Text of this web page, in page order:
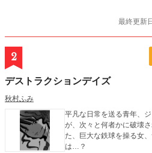
最終更新
2
デストラクションデイズ
秋村ふみ
平凡な日常を送る青年、
が、次々と何者かに破壊されていく。 ジョ
た、巨大な鉄球を操る女
は…？